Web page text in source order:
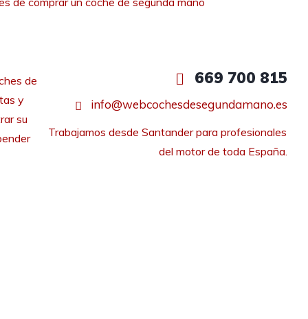
de
y
su
669 700 815
info@webcochesdesegundamano.es
Trabajamos desde Santander para profesionales
del motor de toda España.